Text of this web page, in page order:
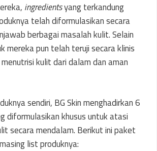
ingredientsyang terkandung
telah diformulasikan secara
berbagai masalah kulit. Selain
mereka pun telah teruji secara klinis
kulit dari dalam dan aman
sendiri, BG Skin menghadirkan 6
diformulasikan khusus untuk atasi
secara mendalam. Berikut ini paket
list produknya: